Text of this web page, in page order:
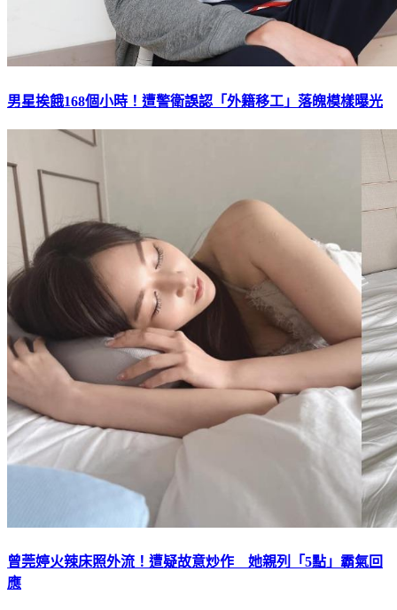
男星挨餓168個小時！遭警衛誤認「外籍移工」落魄模樣曝光
曾莞婷火辣床照外流！遭疑故意炒作 她親列「5點」霸氣回
應